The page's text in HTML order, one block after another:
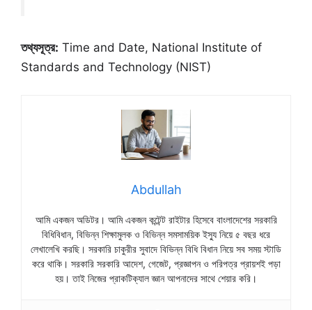
তথ্যসূত্র: Time and Date, National Institute of
Standards and Technology (NIST)
Abdullah
আমি একজন অডিটর। আমি একজন কন্টেন্ট রাইটার হিসেবে বাংলাদেশের সরকারি
বিধিবিধান, বিভিন্ন শিক্ষামুলক ও বিভিন্ন সমসাময়িক ইস্যু নিয়ে ৫ বছর ধরে
লেখালেখি করছি। সরকারি চাকুরীর সুবাদে বিভিন্ন বিধি বিধান নিয়ে সব সময় স্টাডি
করে থাকি। সরকারি সরকারি আদেশ, গেজেট, প্রজ্ঞাপন ও পরিপত্র প্রায়শই পড়া
হয়। তাই নিজের প্রাকটিক্যাল জ্ঞান আপনাদের সাথে শেয়ার করি।